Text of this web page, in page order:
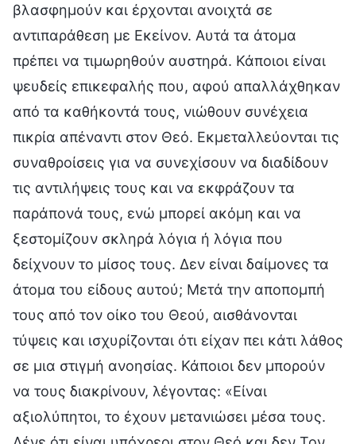
βλασφημούν και έρχονται ανοιχτά σε
αντιπαράθεση με Εκείνον. Αυτά τα άτομα
πρέπει να τιμωρηθούν αυστηρά. Κάποιοι είναι
ψευδείς επικεφαλής που, αφού απαλλάχθηκαν
από τα καθήκοντά τους, νιώθουν συνέχεια
πικρία απέναντι στον Θεό. Εκμεταλλεύονται τις
συναθροίσεις για να συνεχίσουν να διαδίδουν
τις αντιλήψεις τους και να εκφράζουν τα
παράπονά τους, ενώ μπορεί ακόμη και να
ξεστομίζουν σκληρά λόγια ή λόγια που
δείχνουν το μίσος τους. Δεν είναι δαίμονες τα
άτομα του είδους αυτού; Μετά την αποπομπή
τους από τον οίκο του Θεού, αισθάνονται
τύψεις και ισχυρίζονται ότι είχαν πει κάτι λάθος
σε μια στιγμή ανοησίας. Κάποιοι δεν μπορούν
να τους διακρίνουν, λέγοντας: «Είναι
αξιολύπητοι, το έχουν μετανιώσει μέσα τους.